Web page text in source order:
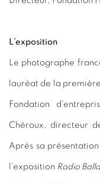
L’exposition
Le photographe
lauréat de la
Fondation
Chéroux, directeur
Après sa
l’exposition Radio